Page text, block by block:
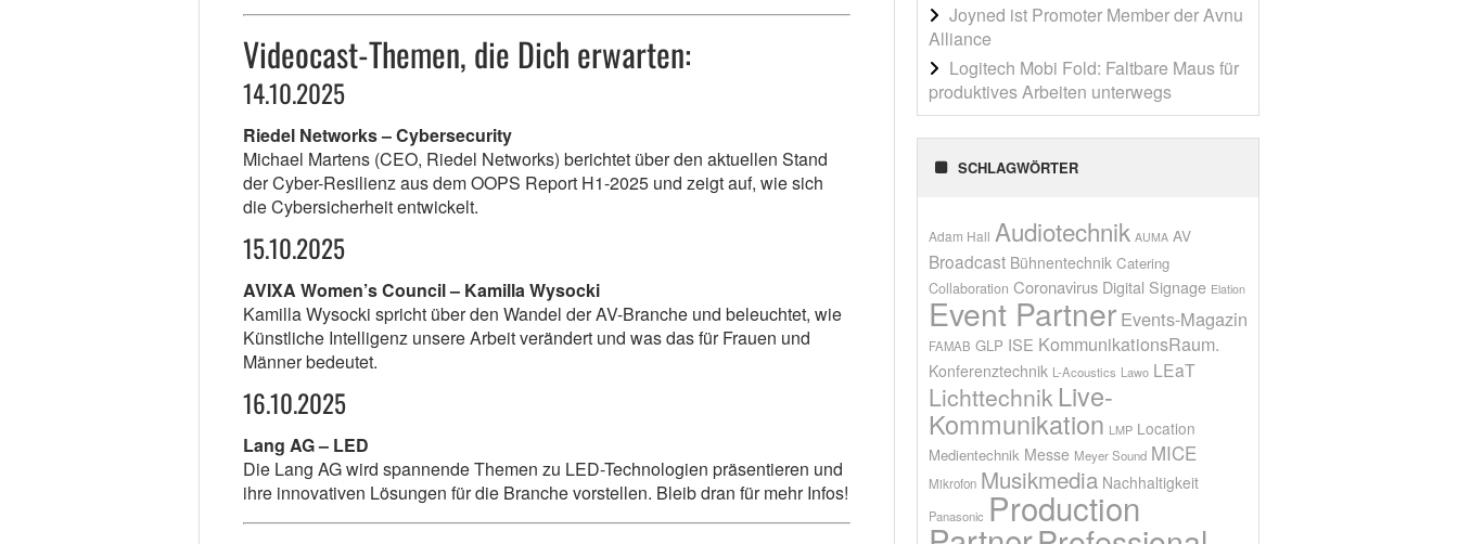
Videocast-Themen, die Dich erwarten:
14.10.2025
Riedel Networks – Cybersecurity
Michael Martens (CEO, Riedel Networks) berichtet über den aktuellen Stand
der Cyber-Resilienz aus dem OOPS Report H1-2025 und zeigt auf, wie sich
die Cybersicherheit entwickelt.
15.10.2025
AVIXA Women’s Council – Kamilla Wysocki
Kamilla Wysocki spricht über den Wandel der AV-Branche und beleuchtet, wie
Künstliche Intelligenz unsere Arbeit verändert und was das für Frauen und
Männer bedeutet.
16.10.2025
Lang AG – LED
Die Lang AG wird spannende Themen zu LED-Technologien präsentieren und
ihre innovativen Lösungen für die Branche vorstellen. Bleib dran für mehr Infos!
Joyned ist Promoter Member der Avnu
Alliance
Logitech Mobi Fold: Faltbare Maus für
produktives Arbeiten unterwegs
SCHLAGWÖRTER
Adam Hall Audiotechnik AUMA AV
Broadcast Bühnentechnik Catering
Collaboration Coronavirus Digital Signage Elation
Event Partner Events-Magazin
FAMAB GLP ISE KommunikationsRaum.
Konferenztechnik L-Acoustics Lawo LEaT
Lichttechnik Live-
Kommunikation LMP Location
Medientechnik Messe Meyer Sound MICE
Mikrofon Musikmedia Nachhaltigkeit
Panasonic Production